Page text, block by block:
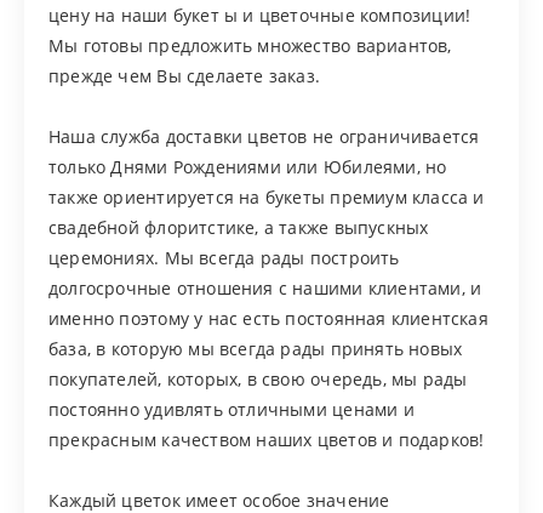
цену на наши букет ы и цветочные композиции!
Мы готовы предложить множество вариантов,
прежде чем Вы сделаете заказ.
Наша служба доставки цветов не ограничивается
только Днями Рождениями или Юбилеями, но
также ориентируется на букеты премиум класса и
свадебной флоритстике, а также выпускных
церемониях. Мы всегда рады построить
долгосрочные отношения с нашими клиентами, и
именно поэтому у нас есть постоянная клиентская
база, в которую мы всегда рады принять новых
покупателей, которых, в свою очередь, мы рады
постоянно удивлять отличными ценами и
прекрасным качеством наших цветов и подарков!
Каждый цветок имеет особое значение